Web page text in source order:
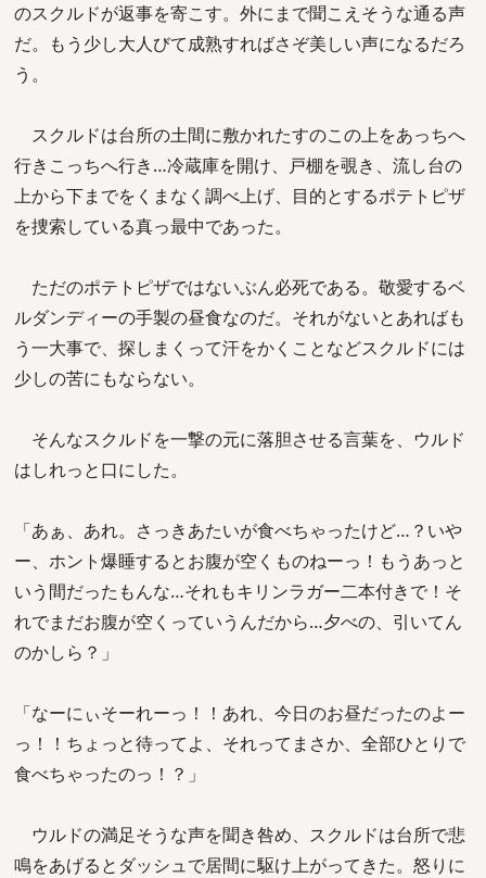
のスクルドが返事を寄こす。外にまで聞こえそうな通る声
だ。もう少し大人びて成熟すればさぞ美しい声になるだろ
う。
スクルドは台所の土間に敷かれたすのこの上をあっちへ
行きこっちへ行き…冷蔵庫を開け、戸棚を覗き、流し台の
上から下までをくまなく調べ上げ、目的とするポテトピザ
を捜索している真っ最中であった。
ただのポテトピザではないぶん必死である。敬愛するベ
ルダンディーの手製の昼食なのだ。それがないとあればも
う一大事で、探しまくって汗をかくことなどスクルドには
少しの苦にもならない。
そんなスクルドを一撃の元に落胆させる言葉を、ウルド
はしれっと口にした。
「あぁ、あれ。さっきあたいが食べちゃったけど…？いや
ー、ホント爆睡するとお腹が空くものねーっ！もうあっと
いう間だったもんな…それもキリンラガー二本付きで！そ
れでまだお腹が空くっていうんだから…夕べの、引いてん
のかしら？」
「なーにぃそーれーっ！！あれ、今日のお昼だったのよー
っ！！ちょっと待ってよ、それってまさか、全部ひとりで
食べちゃったのっ！？」
ウルドの満足そうな声を聞き咎め、スクルドは台所で悲
鳴をあげるとダッシュで居間に駆け上がってきた。怒りに